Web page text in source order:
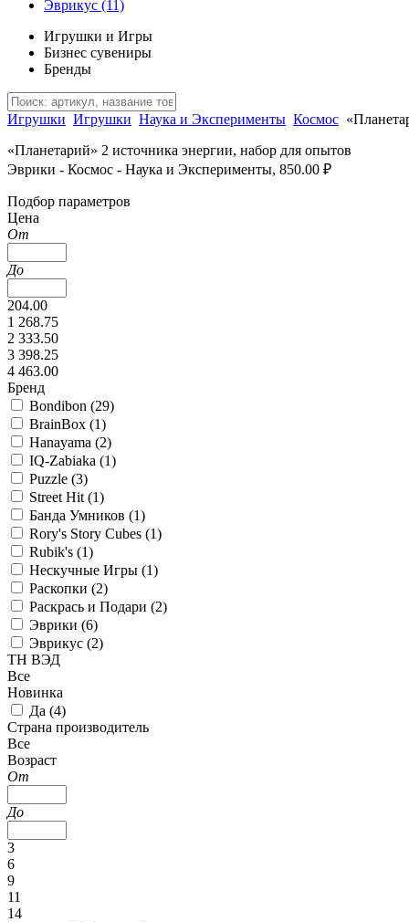
Эврикус (11)
Игрушки и Игры
Бизнес сувениры
Бренды
Игрушки Игрушки Наука и Эксперименты Космос
«Планетарий» 2 источника энергии, набор для опытов
Эврики - Космос - Наука и Эксперименты, 850.00 ₽
Подбор параметров
Цена
От
До
204.00
1 268.75
2 333.50
3 398.25
4 463.00
Бренд
Bondibon (29)
BrainBox (1)
Hanayama (2)
IQ-Zabiaka (1)
Puzzle (3)
Street Hit (1)
Банда Умников (1)
Rory's Story Cubes (1)
Rubik's (1)
Нескучные Игры (1)
Раскопки (2)
Раскрась и Подари (2)
Эврики (6)
Эврикус (2)
ТН ВЭД
Все
Новинка
Да (4)
Страна производитель
Все
Возраст
От
До
3
6
9
11
14